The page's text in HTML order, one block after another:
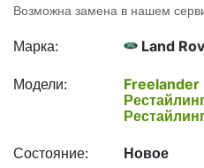
Возможна замена в нашем
Марка: Land
Модели: Freelander
Состояние: Новое